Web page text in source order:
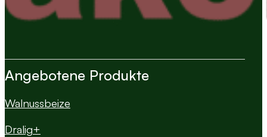
Angebotene Produkte
Walnussbeize
Dralig+